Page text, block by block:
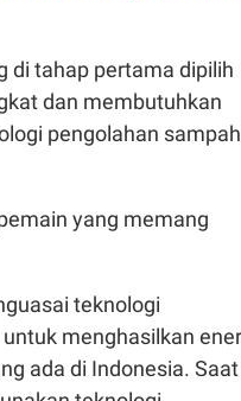
di tahap pertama dipilih
dan membutuhkan
pengolahan sampah
yang memang
teknologi
menghasilkan
ada di Indonesia. Saat